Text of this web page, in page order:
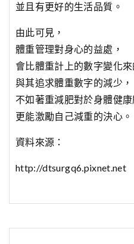
並且有更好的生活品質。
由此可見，
體重管理對身心的益處，
會比體重計上的數字變化來
與其追求體重數字的減少，
不如著重減肥對於身體健康
更能激勵自己減重的決心。
資料來源：
http://dtsurgq6.pixnet.net